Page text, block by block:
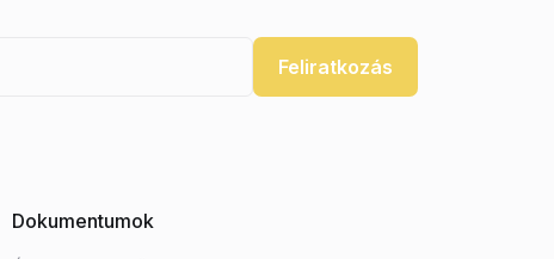
Feliratkozás
Dokumentumok